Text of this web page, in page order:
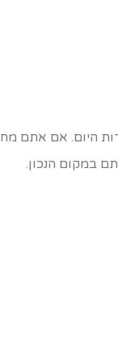
היום. אם
במקום הנכון.